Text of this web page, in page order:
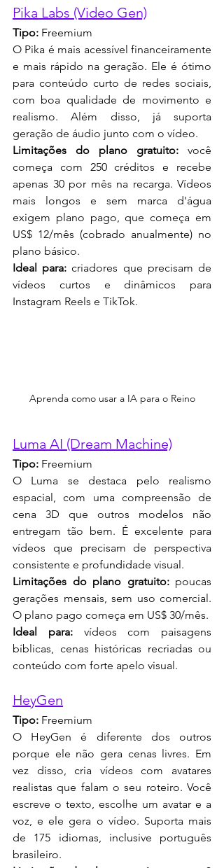
Pika Labs (Video Gen)
Tipo: Freemium
O Pika é mais acessível financeiramente
e mais rápido na geração. Ele é ótimo
para conteúdo curto de redes sociais,
com boa qualidade de movimento e
realismo. Além disso, já suporta
geração de áudio junto com o vídeo.
Limitações do plano gratuito: você
começa com 250 créditos e recebe
apenas 30 por mês na recarga. Vídeos
mais longos e sem marca d'água
exigem plano pago, que começa em
US$ 12/mês (cobrado anualmente) no
plano básico.
Ideal para: criadores que precisam de
vídeos curtos e dinâmicos para
Instagram Reels e TikTok.
Aprenda como usar a IA para o Reino
Luma AI (Dream Machine)
Tipo: Freemium
O Luma se destaca pelo realismo
espacial, com uma compreensão de
cena 3D que outros modelos não
entregam tão bem. É excelente para
vídeos que precisam de perspectiva
consistente e profundidade visual.
Limitações do plano gratuito: poucas
gerações mensais, sem uso comercial.
O plano pago começa em US$ 30/mês.
Ideal para: vídeos com paisagens
bíblicas, cenas históricas recriadas ou
conteúdo com forte apelo visual.
HeyGen
Tipo: Freemium
O HeyGen é diferente dos outros
porque ele não gera cenas livres. Em
vez disso, cria vídeos com avatares
realistas que falam o seu roteiro. Você
escreve o texto, escolhe um avatar e a
voz, e ele gera o vídeo. Suporta mais
de 175 idiomas, inclusive português
brasileiro.